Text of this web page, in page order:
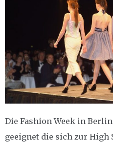
Die Fashion Week in
geeignet die sich zur High